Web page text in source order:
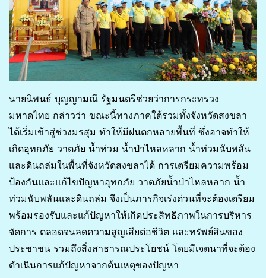
นายนิพนธ์ บุญญามณี รัฐมนตรีช่วยว่าการกระทรวง
มหาดไทย กล่าวว่า ขณะนี้ทางภาคใต้รวมทั้งจังหวัดสงขลา
ได้เริ่มเข้าสู่ช่วงมรสุม ทำให้มีฝนตกหลายพื้นที่ ซึ่งอาจทำให้
เกิดอุทกภัย วาตภัย น้ำท่วม น้ำป่าไหลหลาก น้ำท่วมฉับพลัน
และดินถล่มในพื้นที่จังหวัดสงขลาได้ การเตรียมความพร้อม
ป้องกันและแก้ไขปัญหาอุทกภัย วาตภัยน้ำป่าไหลหลาก น้ำ
ท่วมฉับพลันและดินถล่ม จึงเป็นภารกิจเร่งด่วนที่จะต้องเตรียม
พร้อมรองรับและแก้ปัญหาให้เกิดประสิทธิภาพในการบริหาร
จัดการ ตลอดจนลดความสูญเสียต่อชีวิต และทรัพย์สินของ
ประชาชน รวมถึงสิ่งสาธารณประโยชน์ โดยมีเจตนาที่จะต้อง
ดำเนินการแก้ปัญหาจากต้นเหตุของปัญหา